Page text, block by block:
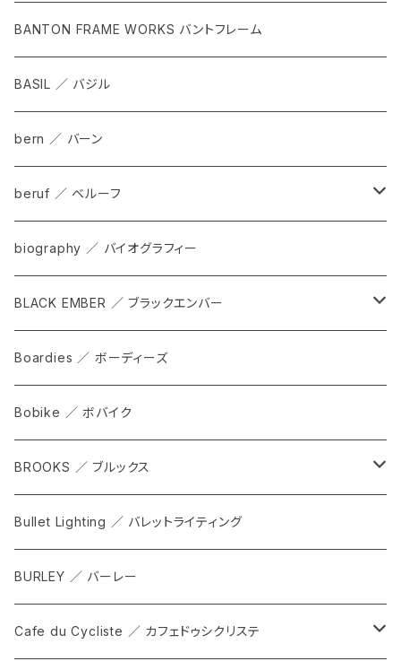
BANTON FRAME WORKS バントフレーム
BASIL ／ バジル
bern ／ バーン
beruf ／ ベルーフ
bag
cap
grove
biography ／ バイオグラフィー
BLACK EMBER ／ ブラックエンバー
ALL
FORGE
WPT TOTE
CITADEL
WPRT
DEX
Boardies ／ ボーディーズ
Bobike ／ ボバイク
BROOKS ／ ブルックス
ALL
サドル
カンビウム
Bullet Lighting ／ バレットライティング
BURLEY ／ バーレー
Cafe du Cycliste ／ カフェドゥシクリステ